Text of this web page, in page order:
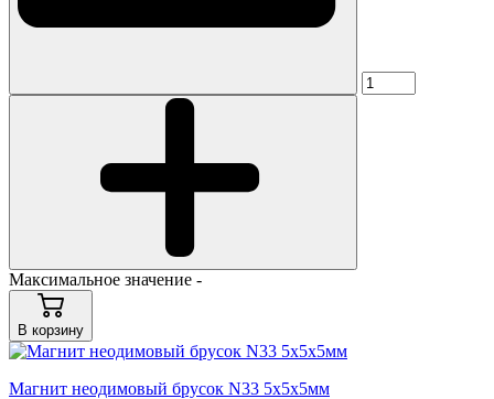
Максимальное значение -
В корзину
Магнит неодимовый брусок N33 5х5х5мм